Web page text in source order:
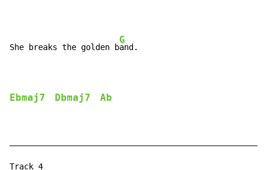
She breaks the golden b
G
and.
Ebmaj7 Dbmaj7 Ab
Track 4